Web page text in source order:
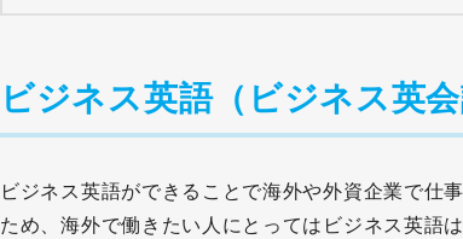
ビジネス英語（ビジネス英
ビジネス英語ができることで海外や外資企業で仕
ため、海外で働きたい人にとってはビジネス英語